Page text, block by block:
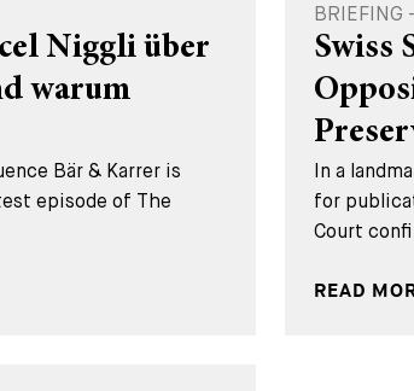
Niggli über
warum
Bär & Karrer is
episode of The
BRIEFING
Swiss
In a
for
Court
READ